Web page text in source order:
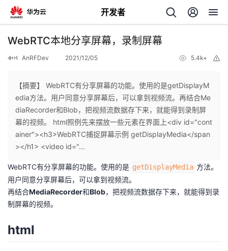
开发者
返
个
人
主
页
我
的
开
WebRTC本地分享屏幕，录制屏幕
AnRFDev 2021/12/05 5.4k+
【摘要】 WebRTC有分享屏幕的功能。使用的是getDisplayM
edia方法。用户同意分享屏幕后，可以拿到视频流。再结合Me
diaRecorder和Blob，把视频流数据存下来，就能得到录制屏
幕的视频。 html照例先来摆放一些元素在界面上<div id="cont
ainer"><h3>WebRTC捕捉屏幕示例 getDisplayMedia</span
></h1> <video id="...
WebRTC有分享屏幕的功能。使用的是 getDisplayMedia 方法。
用户同意分享屏幕后，可以拿到视频流。
再结合MediaRecorder和Blob，把视频流数据存下来，就能得到录
制屏幕的视频。
html